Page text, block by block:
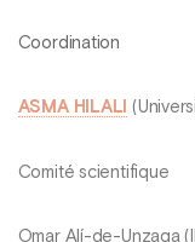
Coordination
ASMA HILALI
Comité scientifique
Omar Alí-de-Unzaga